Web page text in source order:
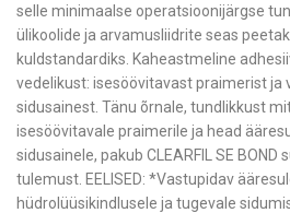
selle minimaalse operatsioonijärgse
ülikoolide ja arvamusliidrite seas
kuldstandardiks. Kaheastmeline
vedelikust: isesöövitavast praimerist ja
sidusainest. Tänu õrnale, tundlikkust
isesöövitavale praimerile ja head
sidusainele, pakub CLEARFIL SE
tulemust. EELISED: *Vastupidav
hüdrolüüsikindlusele ja tugevale